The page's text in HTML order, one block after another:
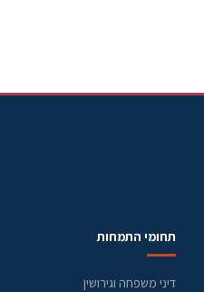
תחומי התמחות
דיני משפחה וגירושין